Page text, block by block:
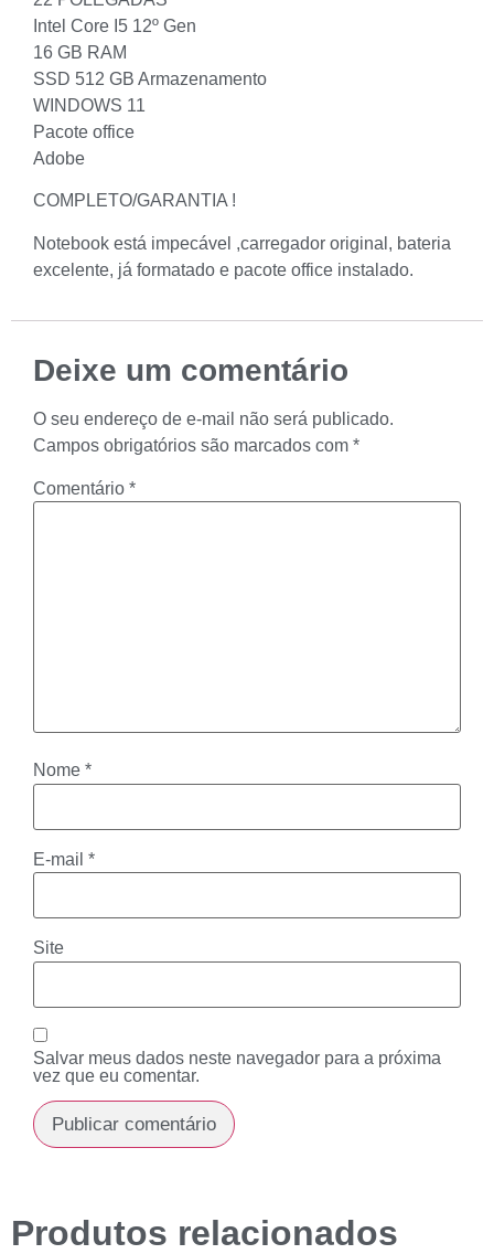
Intel Core I5 12º Gen
16 GB RAM
SSD 512 GB Armazenamento
WINDOWS 11
Pacote office
Adobe
COMPLETO/GARANTIA !
Notebook está impecável ,carregador original, bateria
excelente, já formatado e pacote office instalado.
Deixe um comentário
O seu endereço de e-mail não será publicado.
Campos obrigatórios são marcados com *
Comentário *
Nome *
E-mail *
Site
Salvar meus dados neste navegador para a próxima
vez que eu comentar.
Produtos relacionados